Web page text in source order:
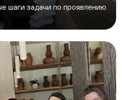
шаги задачи по проявлению